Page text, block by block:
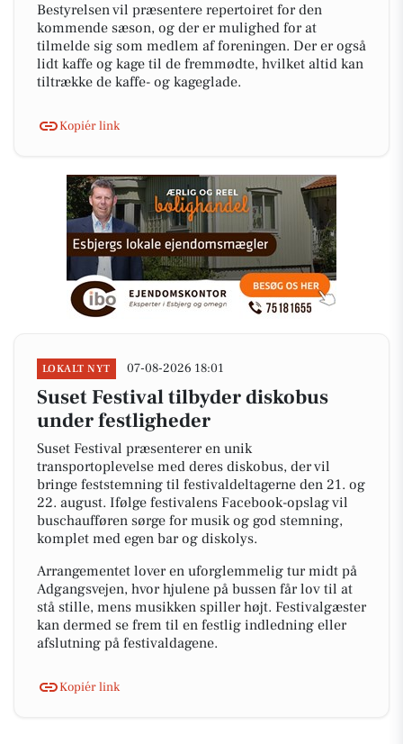
Bestyrelsen vil præsentere repertoiret for den
kommende sæson, og der er mulighed for at
tilmelde sig som medlem af foreningen. Der er også
lidt kaffe og kage til de fremmødte, hvilket altid kan
tiltrække de kaffe- og kageglade.
Kopiér link
LOKALT NYT 07-08-2026 18:01
Suset Festival tilbyder diskobus
under festligheder
Suset Festival præsenterer en unik
transportoplevelse med deres diskobus, der vil
bringe feststemning til festivaldeltagerne den 21. og
22. august. Ifølge festivalens Facebook-opslag vil
buschaufføren sørge for musik og god stemning,
komplet med egen bar og diskolys.
Arrangementet lover en uforglemmelig tur midt på
Adgangsvejen, hvor hjulene på bussen får lov til at
stå stille, mens musikken spiller højt. Festivalgæster
kan dermed se frem til en festlig indledning eller
afslutning på festivaldagene.
Kopiér link